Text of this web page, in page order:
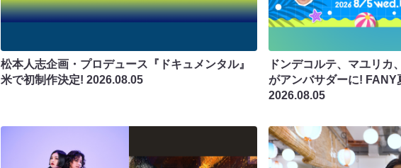
松本人志企画・プロデュース『ドキュメンタル』
米で初制作決定!2026.08.05
ドンデコルテ、マユリカ
がアンバサダーに! FANY
2026.08.05